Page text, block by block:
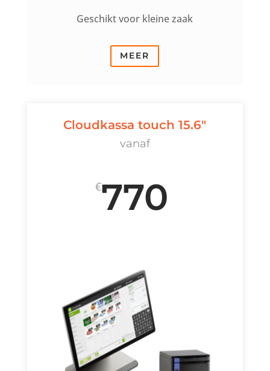
Geschikt voor kleine zaak
MEER
Cloudkassa touch 15.6"
vanaf
€770